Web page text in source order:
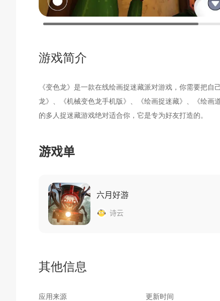
游戏简介
《变色龙》是一款在线绘画捉迷藏派对游戏，你需要把
龙》、《机械变色龙手机版》、《绘画捉迷藏》、《绘
的多人捉迷藏游戏绝对适合你，它是专为好友打造的。
创建私人房间，分享房间代码，即可与好友一起畅玩。你
竞技，并配备语音聊天功能，让每一局游戏都充满混乱、欢
游戏玩法
你有 180 秒的时间找到完美的藏身之处。在地图上四处
与背景相同的颜色。你融入得越好，其他人就越难找到你。
存活之前找到他们。最后剩下的玩家赢得本轮游戏。
在线多人捉迷藏
游戏单
六月好游
诗云
其他信息
应用来源
更新时间